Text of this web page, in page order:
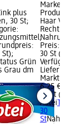
plus
30 St;
St);
Grün
Grau dm
Marke:
Haar
Preis:
30 St
Markt
6,25 €
30 St
Abtei
30
St